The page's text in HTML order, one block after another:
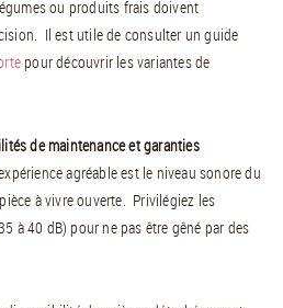
ou produits frais doivent
Il est utile de consulter un guide
pour découvrir les variantes de
de maintenance et garanties
agréable est le niveau sonore du
à vivre ouverte. Privilégiez les
à 40 dB) pour ne pas être gêné par des